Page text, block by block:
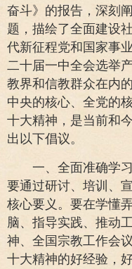
奋斗》的报告，深刻
题，描绘了全面建设
代新征程党和国家事
二十届一中全会选举
教界和信教群众在内
中央的核心、全党的
十大精神，是当前和
出以下倡议。
一、全面准确学习
要通过研讨、培训、
核心要义。要在学懂
脑、指导实践、推动
神、全国宗教工作会
十大精神的好经验，